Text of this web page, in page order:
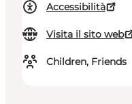
Accessibilità
Visita il sito web
Children, Friends